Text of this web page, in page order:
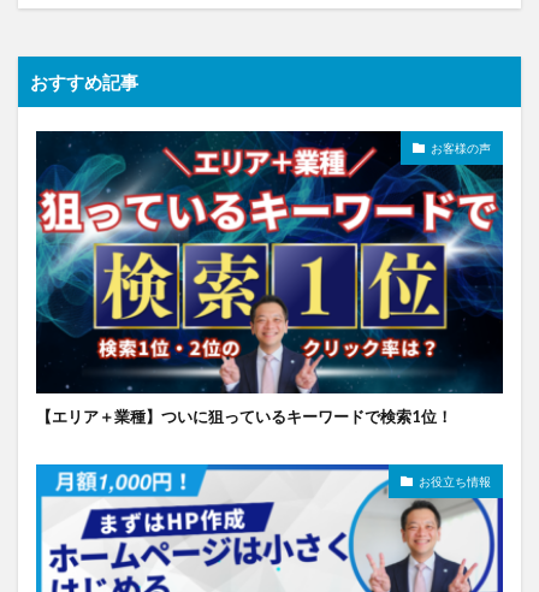
おすすめ記事
お客様の声
【エリア＋業種】ついに狙っているキーワードで検索1位！
お役立ち情報